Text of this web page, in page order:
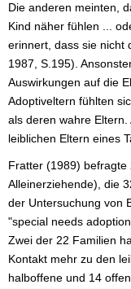
Die anderen meinten,
Kind näher fühlen ...
erinnert, dass sie nicht
1987, S.195).
Auswirkungen auf die
Adoptiveltern fühlten
als deren wahre
leiblichen Eltern eines
Fratter (1989) befragte
Alleinerziehende), die
der Untersuchung von
"special needs
Zwei der 22 Familien
Kontakt mehr zu den
halboffene und 14